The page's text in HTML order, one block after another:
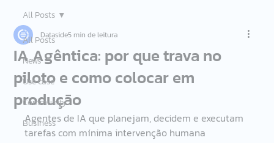
All Posts
News
Use case
Community
Business
All Posts
IA Agêntica: por que trava no
piloto e como colocar em
produção
Dataside5 min de leitura
Agentes de IA que planejam, decidem e executam
tarefas com mínima intervenção humana